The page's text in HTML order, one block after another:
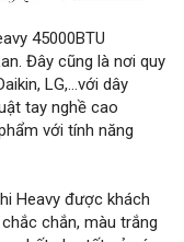
45000BTU
Đây cũng là nơi quy
LG,…với dây
tay nghề cao
với tính năng
Heavy được khách
chắn, màu trắng